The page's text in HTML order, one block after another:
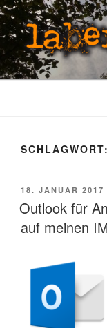
Zum
Inhalt
springen
laber mal
SCHLAGWORT:
VERÖFFENTLICHT
AM
18. JANUAR 2017
Outlook für
auf meinen